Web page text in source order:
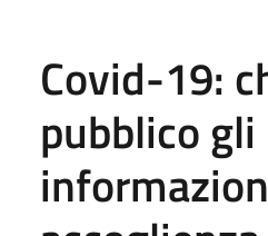
Covid-19:
pubblico